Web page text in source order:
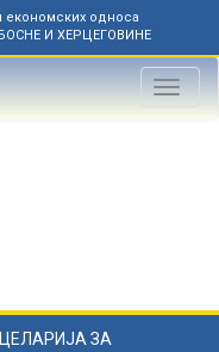
економских односа
И ХЕРЦЕГОВИНЕ
Toggle
ЗА